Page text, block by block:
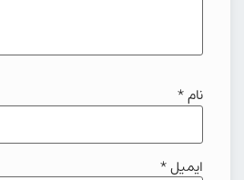
نام*
ایمیل*